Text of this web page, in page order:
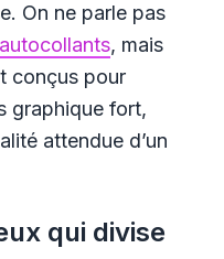
On ne parle pas
, mais
conçus pour
graphique fort,
attendue d’un
qui divise